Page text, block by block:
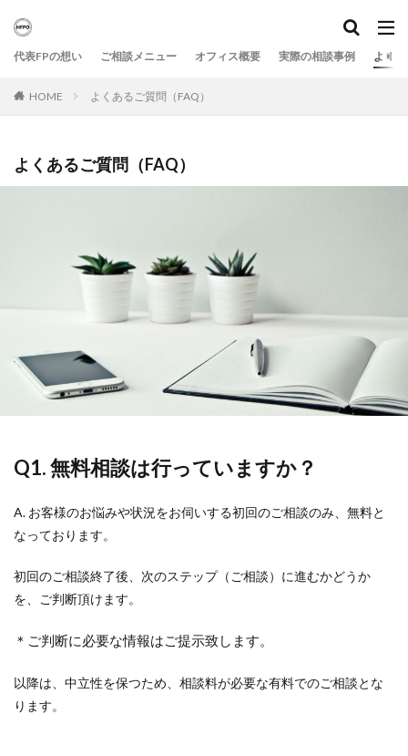
代表FPの想い ご相談メニュー オフィス概要 実際の相談事例 よく
HOME よくあるご質問（FAQ）
よくあるご質問（FAQ）
Q1. 無料相談は行っていますか？
A. お客様のお悩みや状況をお伺いする初回のご相談のみ、無料と
なっております。
初回のご相談終了後、次のステップ（ご相談）に進むかどうか
を、ご判断頂けます。
＊ご判断に必要な情報はご提示致します。
以降は、中立性を保つため、相談料が必要な有料でのご相談とな
ります。